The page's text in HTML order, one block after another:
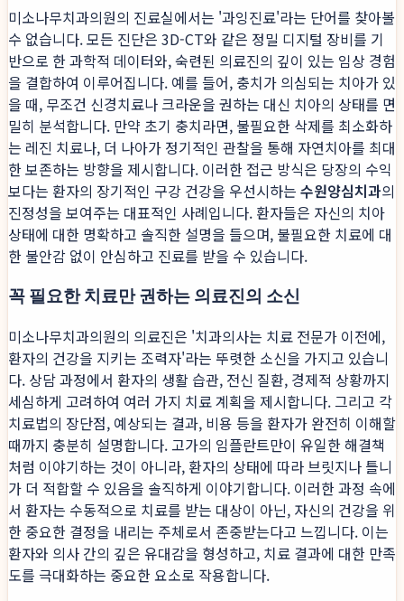
미소나무치과의원의 진료실에서는 '과잉진료'라는 단어를 찾아볼
수 없습니다. 모든 진단은 3D-CT와 같은 정밀 디지털 장비를 기
반으로 한 과학적 데이터와, 숙련된 의료진의 깊이 있는 임상 경험
을 결합하여 이루어집니다. 예를 들어, 충치가 의심되는 치아가 있
을 때, 무조건 신경치료나 크라운을 권하는 대신 치아의 상태를 면
밀히 분석합니다. 만약 초기 충치라면, 불필요한 삭제를 최소화하
는 레진 치료나, 더 나아가 정기적인 관찰을 통해 자연치아를 최대
한 보존하는 방향을 제시합니다. 이러한 접근 방식은 당장의 수익
보다는 환자의 장기적인 구강 건강을 우선시하는 수원양심치과의
진정성을 보여주는 대표적인 사례입니다. 환자들은 자신의 치아
상태에 대한 명확하고 솔직한 설명을 들으며, 불필요한 치료에 대
한 불안감 없이 안심하고 진료를 받을 수 있습니다.
꼭 필요한 치료만 권하는 의료진의 소신
미소나무치과의원의 의료진은 '치과의사는 치료 전문가 이전에,
환자의 건강을 지키는 조력자'라는 뚜렷한 소신을 가지고 있습니
다. 상담 과정에서 환자의 생활 습관, 전신 질환, 경제적 상황까지
세심하게 고려하여 여러 가지 치료 계획을 제시합니다. 그리고 각
치료법의 장단점, 예상되는 결과, 비용 등을 환자가 완전히 이해할
때까지 충분히 설명합니다. 고가의 임플란트만이 유일한 해결책
처럼 이야기하는 것이 아니라, 환자의 상태에 따라 브릿지나 틀니
가 더 적합할 수 있음을 솔직하게 이야기합니다. 이러한 과정 속에
서 환자는 수동적으로 치료를 받는 대상이 아닌, 자신의 건강을 위
한 중요한 결정을 내리는 주체로서 존중받는다고 느낍니다. 이는
환자와 의사 간의 깊은 유대감을 형성하고, 치료 결과에 대한 만족
도를 극대화하는 중요한 요소로 작용합니다.